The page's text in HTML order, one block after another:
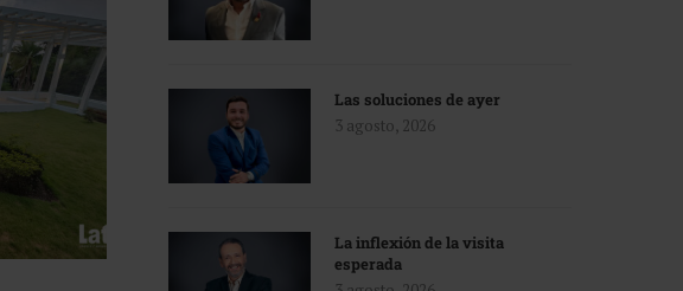
Las soluciones de ayer
3 agosto, 2026
La inflexión de la visita
esperada